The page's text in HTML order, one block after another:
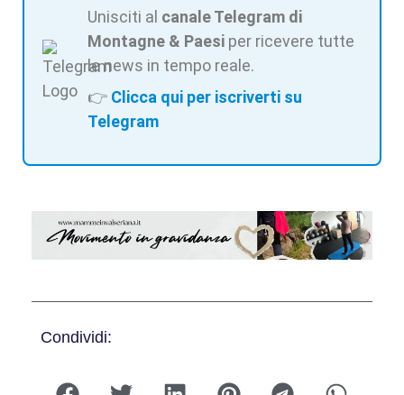
Unisciti al canale Telegram di
Montagne & Paesi per ricevere tutte
le news in tempo reale.
👉 Clicca qui per iscriverti su
Telegram
Condividi: